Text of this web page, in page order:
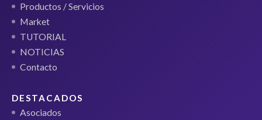
Productos / Servicios
Market
TUTORIAL
NOTICIAS
Contacto
DESTACADOS
Asociados